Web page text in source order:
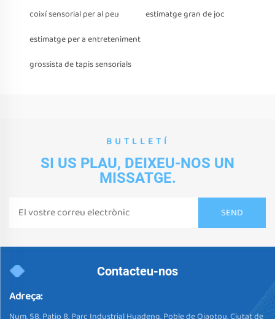
coixí sensorial per al peu
estimatge gran de joc
estimatge per a entreteniment
grossista de tapis sensorials
BUTLLETÍ
SI US PLAU, DEIXEU-NOS UN
MISSATGE.
Contacteu-nos
Adreça: